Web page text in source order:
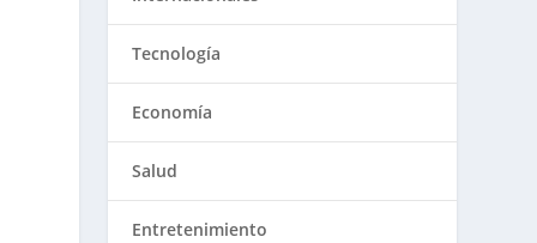
Tecnología
Economía
Salud
Entretenimiento